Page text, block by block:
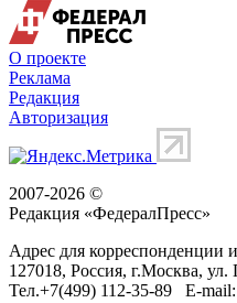
О проекте
Реклама
Редакция
Авторизация
2007-2026 ©
Редакция «ФедералПресс»
Адрес для корреспонденции
127018, Россия, г.Москва, ул.
Тел.+7(499) 112-35-89 E-mail: